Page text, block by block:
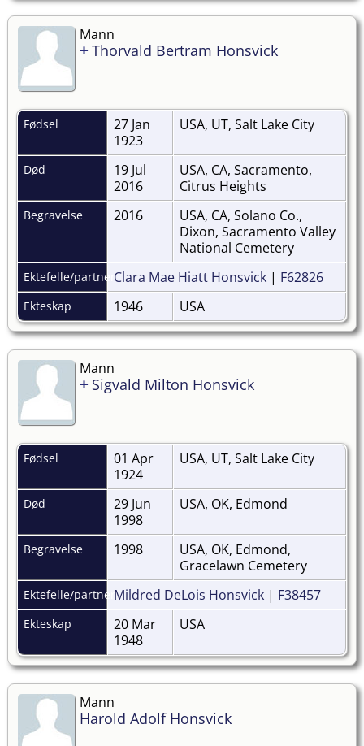
Mann
+Thorvald Bertram Honsvick
Fødsel
27 Jan
1923
USA, UT, Salt Lake City
Død
19 Jul
2016
USA, CA, Sacramento,
Citrus Heights
Begravelse 2016
USA, CA, Solano Co.,
Dixon, Sacramento Valley
National Cemetery
Ektefelle/partnerClara Mae Hiatt Honsvick | F62826
Ekteskap 1946 USA
Mann
+ Sigvald Milton Honsvick
Fødsel
01 Apr
1924
USA, UT, Salt Lake City
Død
29 Jun
1998
USA, OK, Edmond
Begravelse 1998
USA, OK, Edmond,
Gracelawn Cemetery
Ektefelle/partnerMildred DeLois Honsvick | F38457
Ekteskap
20 Mar
1948
USA
Mann
Harold Adolf Honsvick